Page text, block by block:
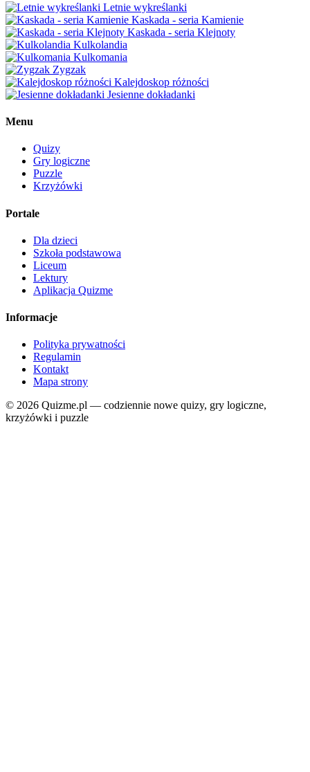
Letnie wykreślanki
Kaskada - seria Kamienie
Kaskada - seria Klejnoty
Kulkolandia
Kulkomania
Zygzak
Kalejdoskop różności
Jesienne dokładanki
Menu
Quizy
Gry logiczne
Puzzle
Krzyżówki
Portale
Dla dzieci
Szkoła podstawowa
Liceum
Lektury
Aplikacja Quizme
Informacje
Polityka prywatności
Regulamin
Kontakt
Mapa strony
© 2026 Quizme.pl — codziennie nowe quizy, gry logiczne,
krzyżówki i puzzle